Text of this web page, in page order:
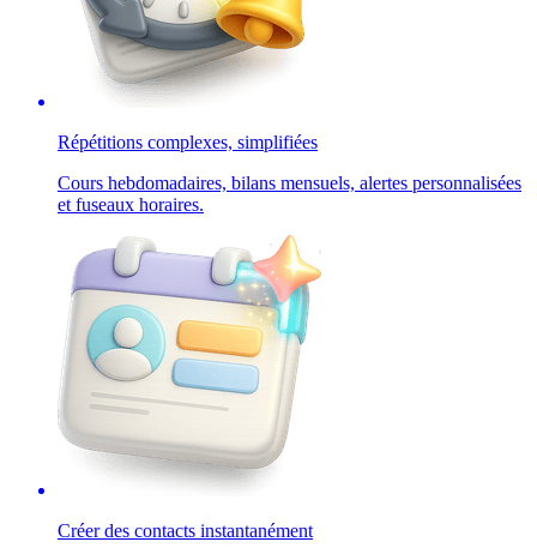
Répétitions complexes, simplifiées
Cours hebdomadaires, bilans mensuels, alertes personnalisées
et fuseaux horaires.
Créer des contacts instantanément